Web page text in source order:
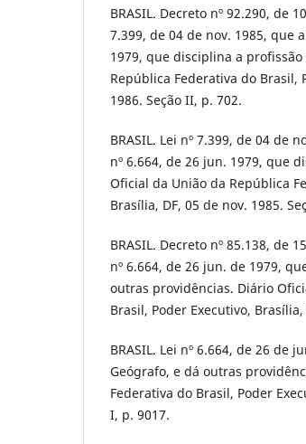
BRASIL. Decreto nº 92.290, de
7.399, de 04 de nov. 1985, que
1979, que disciplina a
República Federativa do Brasil,
1986. Seção II, p. 702.
BRASIL. Lei nº 7.399, de 04 de
nº 6.664, de 26 jun. 1979, que
Oficial da União da República
Brasília, DF, 05 de nov. 1985.
BRASIL. Decreto nº 85.138, de
nº 6.664, de 26 jun. de 1979,
outras providências. Diário
Brasil, Poder Executivo,
BRASIL. Lei nº 6.664, de 26 de
Geógrafo, e dá outras
Federativa do Brasil, Poder
I, p. 9017.